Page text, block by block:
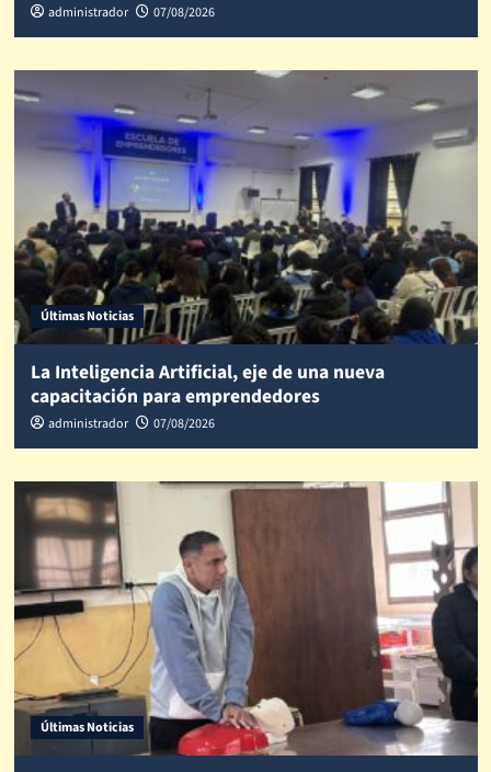
administrador 07/08/2026
Últimas Noticias
La Inteligencia Artificial, eje de una nueva
capacitación para emprendedores
administrador 07/08/2026
Últimas Noticias